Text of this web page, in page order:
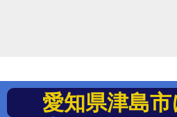
愛知県津島